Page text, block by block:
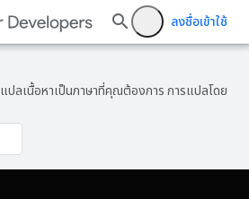
ลงชื่อเข้าใช้
แปลเนื้อหาเป็นภาษาที่คุณต้องการ การแปลโดย